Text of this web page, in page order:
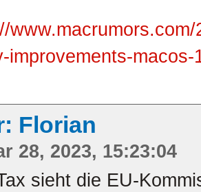
improvements-macos-
Florian
28, 2023, 15:23:04
sieht die EU-